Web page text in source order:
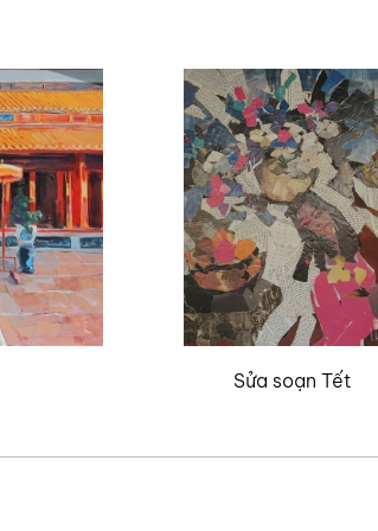
Sửa soạn Tết